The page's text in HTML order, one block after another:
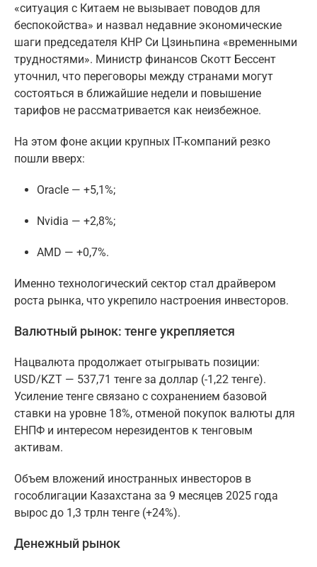
«ситуация с Китаем не вызывает поводов для
беспокойства» и назвал недавние экономические
шаги председателя КНР Си Цзиньпина «временными
трудностями». Министр финансов Скотт Бессент
уточнил, что переговоры между странами могут
состояться в ближайшие недели и повышение
тарифов не рассматривается как неизбежное.
На этом фоне акции крупных IT-компаний резко
пошли вверх:
Oracle — +5,1%;
Nvidia — +2,8%;
AMD — +0,7%.
Именно технологический сектор стал драйвером
роста рынка, что укрепило настроения инвесторов.
Валютный рынок: тенге укрепляется
Нацвалюта продолжает отыгрывать позиции:
USD/KZT — 537,71 тенге за доллар (-1,22 тенге).
Усиление тенге связано с сохранением базовой
ставки на уровне 18%, отменой покупок валюты для
ЕНПФ и интересом нерезидентов к тенговым
активам.
Объем вложений иностранных инвесторов в
гособлигации Казахстана за 9 месяцев 2025 года
вырос до 1,3 трлн тенге (+24%).
Денежный рынок